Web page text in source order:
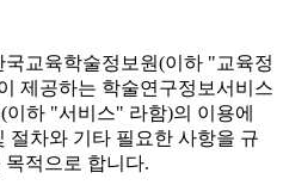
국교육학술정보원(이하 "교육정
제공하는 학술연구정보서비스
이하 "서비스" 라함)의 이용에
절차와 기타 필요한 사항을 규
목적으로 합니다.